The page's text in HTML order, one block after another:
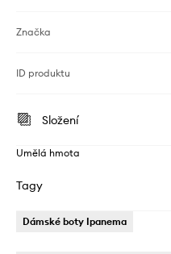
Značka
ID produktu
Složení
Umělá hmota
Tagy
Dámské boty Ipanema